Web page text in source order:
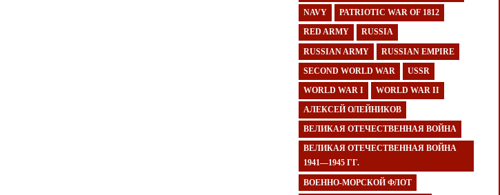
NAVY PATRIOTIC WAR OF 1812
RED ARMY RUSSIA
RUSSIAN ARMY RUSSIAN EMPIRE
SECOND WORLD WAR USSR
WORLD WAR I WORLD WAR II
АЛЕКСЕЙ ОЛЕЙНИКОВ
ВЕЛИКАЯ ОТЕЧЕСТВЕННАЯ ВОЙНА
ВЕЛИКАЯ ОТЕЧЕСТВЕННАЯ ВОЙНА
1941—1945 ГГ.
ВОЕННО-МОРСКОЙ ФЛОТ